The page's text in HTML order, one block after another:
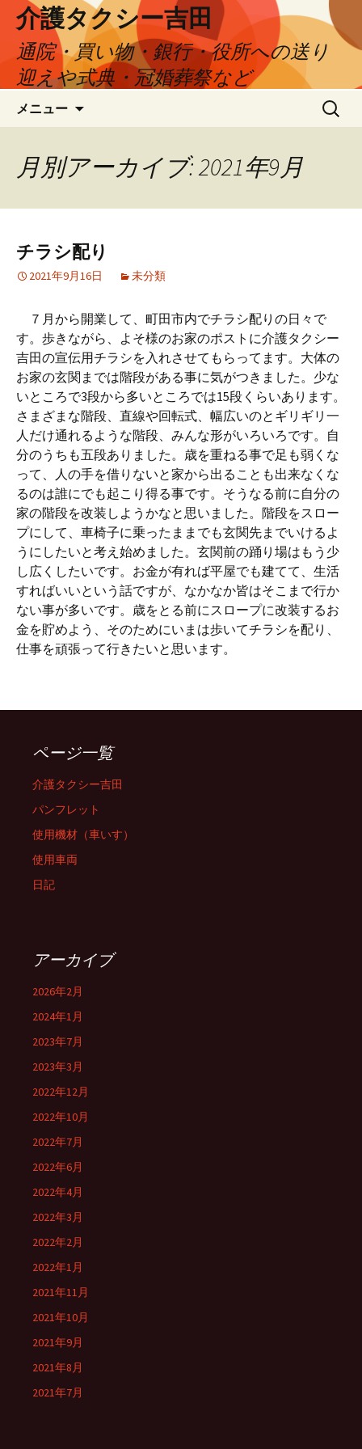
介護タクシー吉田
通院・買い物・銀行・役所への送り
迎えや式典・冠婚葬祭など
メニュー
ン
ッ
プ
検
索:
月別アーカイブ: 2021年9月
チラシ配り
2021年9月16日 未分類
７月から開業して、町田市内でチラシ配りの日々で
す。歩きながら、よそ様のお家のポストに介護タクシー
吉田の宣伝用チラシを入れさせてもらってます。大体の
お家の玄関までは階段がある事に気がつきました。少な
いところで3段から多いところでは15段くらいあります。
さまざまな階段、直線や回転式、幅広いのとギリギリ一
人だけ通れるような階段、みんな形がいろいろです。自
分のうちも五段ありました。歳を重ねる事で足も弱くな
って、人の手を借りないと家から出ることも出来なくな
るのは誰にでも起こり得る事です。そうなる前に自分の
家の階段を改装しようかなと思いました。階段をスロー
プにして、車椅子に乗ったままでも玄関先までいけるよ
うにしたいと考え始めました。玄関前の踊り場はもう少
し広くしたいです。お金が有れば平屋でも建てて、生活
すればいいという話ですが、なかなか皆はそこまで行か
ない事が多いです。歳をとる前にスロープに改装するお
金を貯めよう、そのためにいまは歩いてチラシを配り、
仕事を頑張って行きたいと思います。
ページ一覧
介護タクシー吉田
パンフレット
使用機材（車いす）
使用車両
日記
アーカイブ
2026年2月
2024年1月
2023年7月
2023年3月
2022年12月
2022年10月
2022年7月
2022年6月
2022年4月
2022年3月
2022年2月
2022年1月
2021年11月
2021年10月
2021年9月
2021年8月
2021年7月